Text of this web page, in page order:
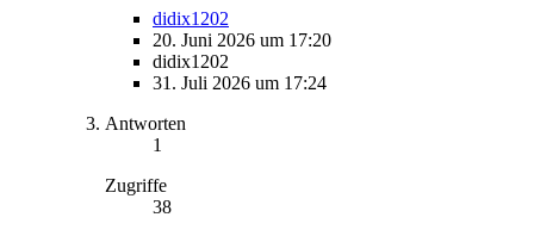
didix1202
20. Juni 2026 um 17:20
didix1202
31. Juli 2026 um 17:24
Antworten
1
Zugriffe
38